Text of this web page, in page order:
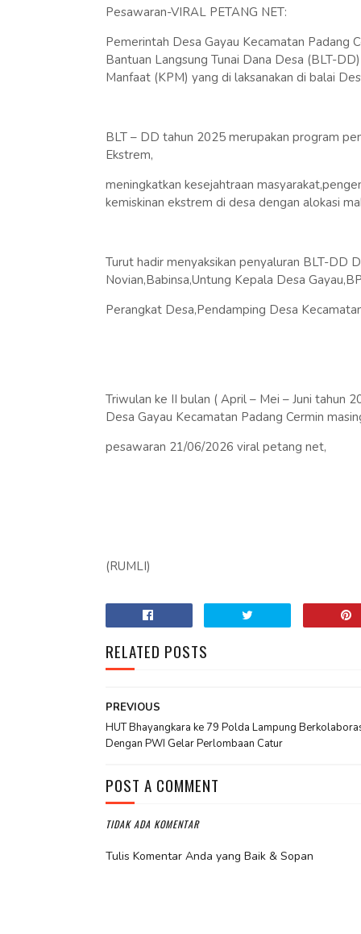
Pesawaran-VIRAL PETANG NET:
Pemerintah Desa Gayau Kecamatan Padang
Bantuan Langsung Tunai Dana Desa (BLT-
Manfaat (KPM) yang di laksanakan di balai
BLT – DD tahun 2025 merupakan program
Ekstrem,
meningkatkan kesejahtraan
kemiskinan ekstrem di desa dengan alokasi
Turut hadir menyaksikan penyaluran BLT-DD
Novian,Babinsa,Untung Kepala Desa
Perangkat Desa,Pendamping Desa
Triwulan ke II bulan ( April – Mei – Juni tahun
Desa Gayau Kecamatan Padang Cermin
pesawaran 21/06/2026 viral petang net,
(RUMLI)
RELATED POSTS
PREVIOUS
HUT Bhayangkara ke 79 Polda Lampung
Dengan PWI Gelar Perlombaan Catur
POST A COMMENT
TIDAK ADA KOMENTAR
Tulis Komentar Anda yang Baik & Sopan